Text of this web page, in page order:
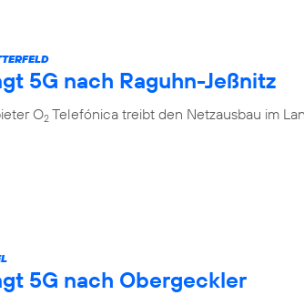
5G nach Raguhn-Jeßnitz
O2 Telefónica treibt den Netzausbau im
5G nach Obergeckler